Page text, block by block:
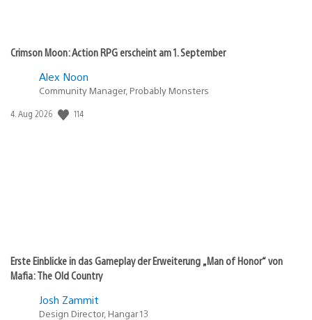
Crimson Moon: Action RPG erscheint am 1. September
Alex Noon
Community Manager, Probably Monsters
Veröffentlichungsdatum:
4. Aug 2026 114
Erste Einblicke in das Gameplay der Erweiterung „Man of Honor“ von
Mafia: The Old Country
Josh Zammit
Design Director, Hangar 13